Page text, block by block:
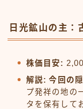
日光鉱山の主
株価目安:
解説: 今回の
プ発祥の地の
タを保有して